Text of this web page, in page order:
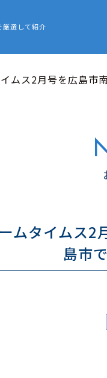
厳選して紹介
ムス2月号を広島市
ムタイムス2
島市